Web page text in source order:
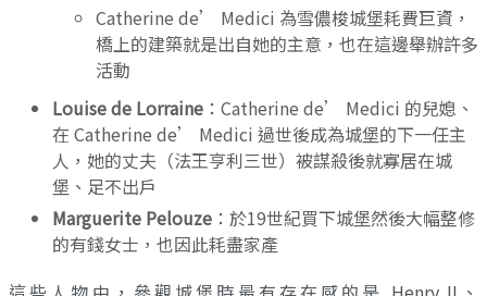
Catherine de’ Medici 為雪儂梭城堡耗費巨資，
橋上的建築就是出自她的主意，也在這邊舉辦許多
活動
Louise de Lorraine ：Catherine de’ Medici 的兒媳、
在 Catherine de’ Medici 過世後成為城堡的下一任主
人，她的丈夫（法王亨利三世）被謀殺後就寡居在城
堡、足不出戶
Marguerite Pelouze ：於19世紀買下城堡然後大幅整修
的有錢女士，也因此耗盡家產